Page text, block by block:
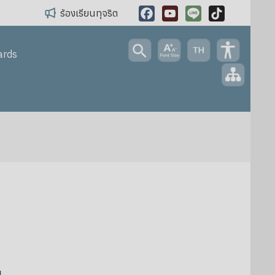
ร้องเรียนทุจริต
FacebookYouTube
Line TikTok